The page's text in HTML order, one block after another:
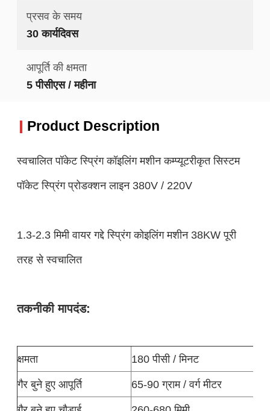
प्रसव के समय
30 कार्यदिवस
आपूर्ति की क्षमता
5 पीसीएस / महीना
Product Description
स्वचालित पॉकेट स्प्रिंग कॉइलिंग मशीन कम्प्यूटरीकृत सिस्टम
पॉकेट स्प्रिंग प्रोडक्शन लाइन 380V / 220V
1.3-2.3 मिमी वायर गद्दे स्प्रिंग कोइलिंग मशीन 38KW पूरी
तरह से स्वचालित
तकनीकी मापदंड:
क्षमता
180 पीसी / मिनट
गैर बुने हुए आपूर्ति
65-90 ग्राम / वर्ग मीटर